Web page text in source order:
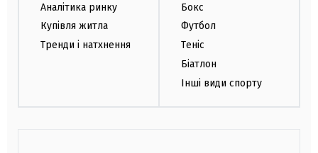
Аналітика ринку
Купівля житла
Тренди і натхнення
Бокс
Футбол
Теніс
Біатлон
Інші види спорту